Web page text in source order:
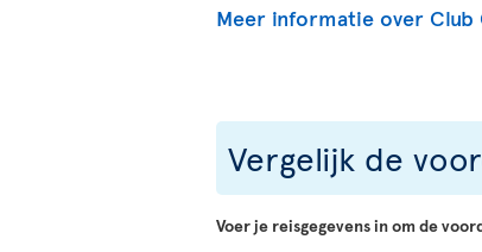
Meer informatie over Club
Vergelijk de
Voer je reisgegevens in om de